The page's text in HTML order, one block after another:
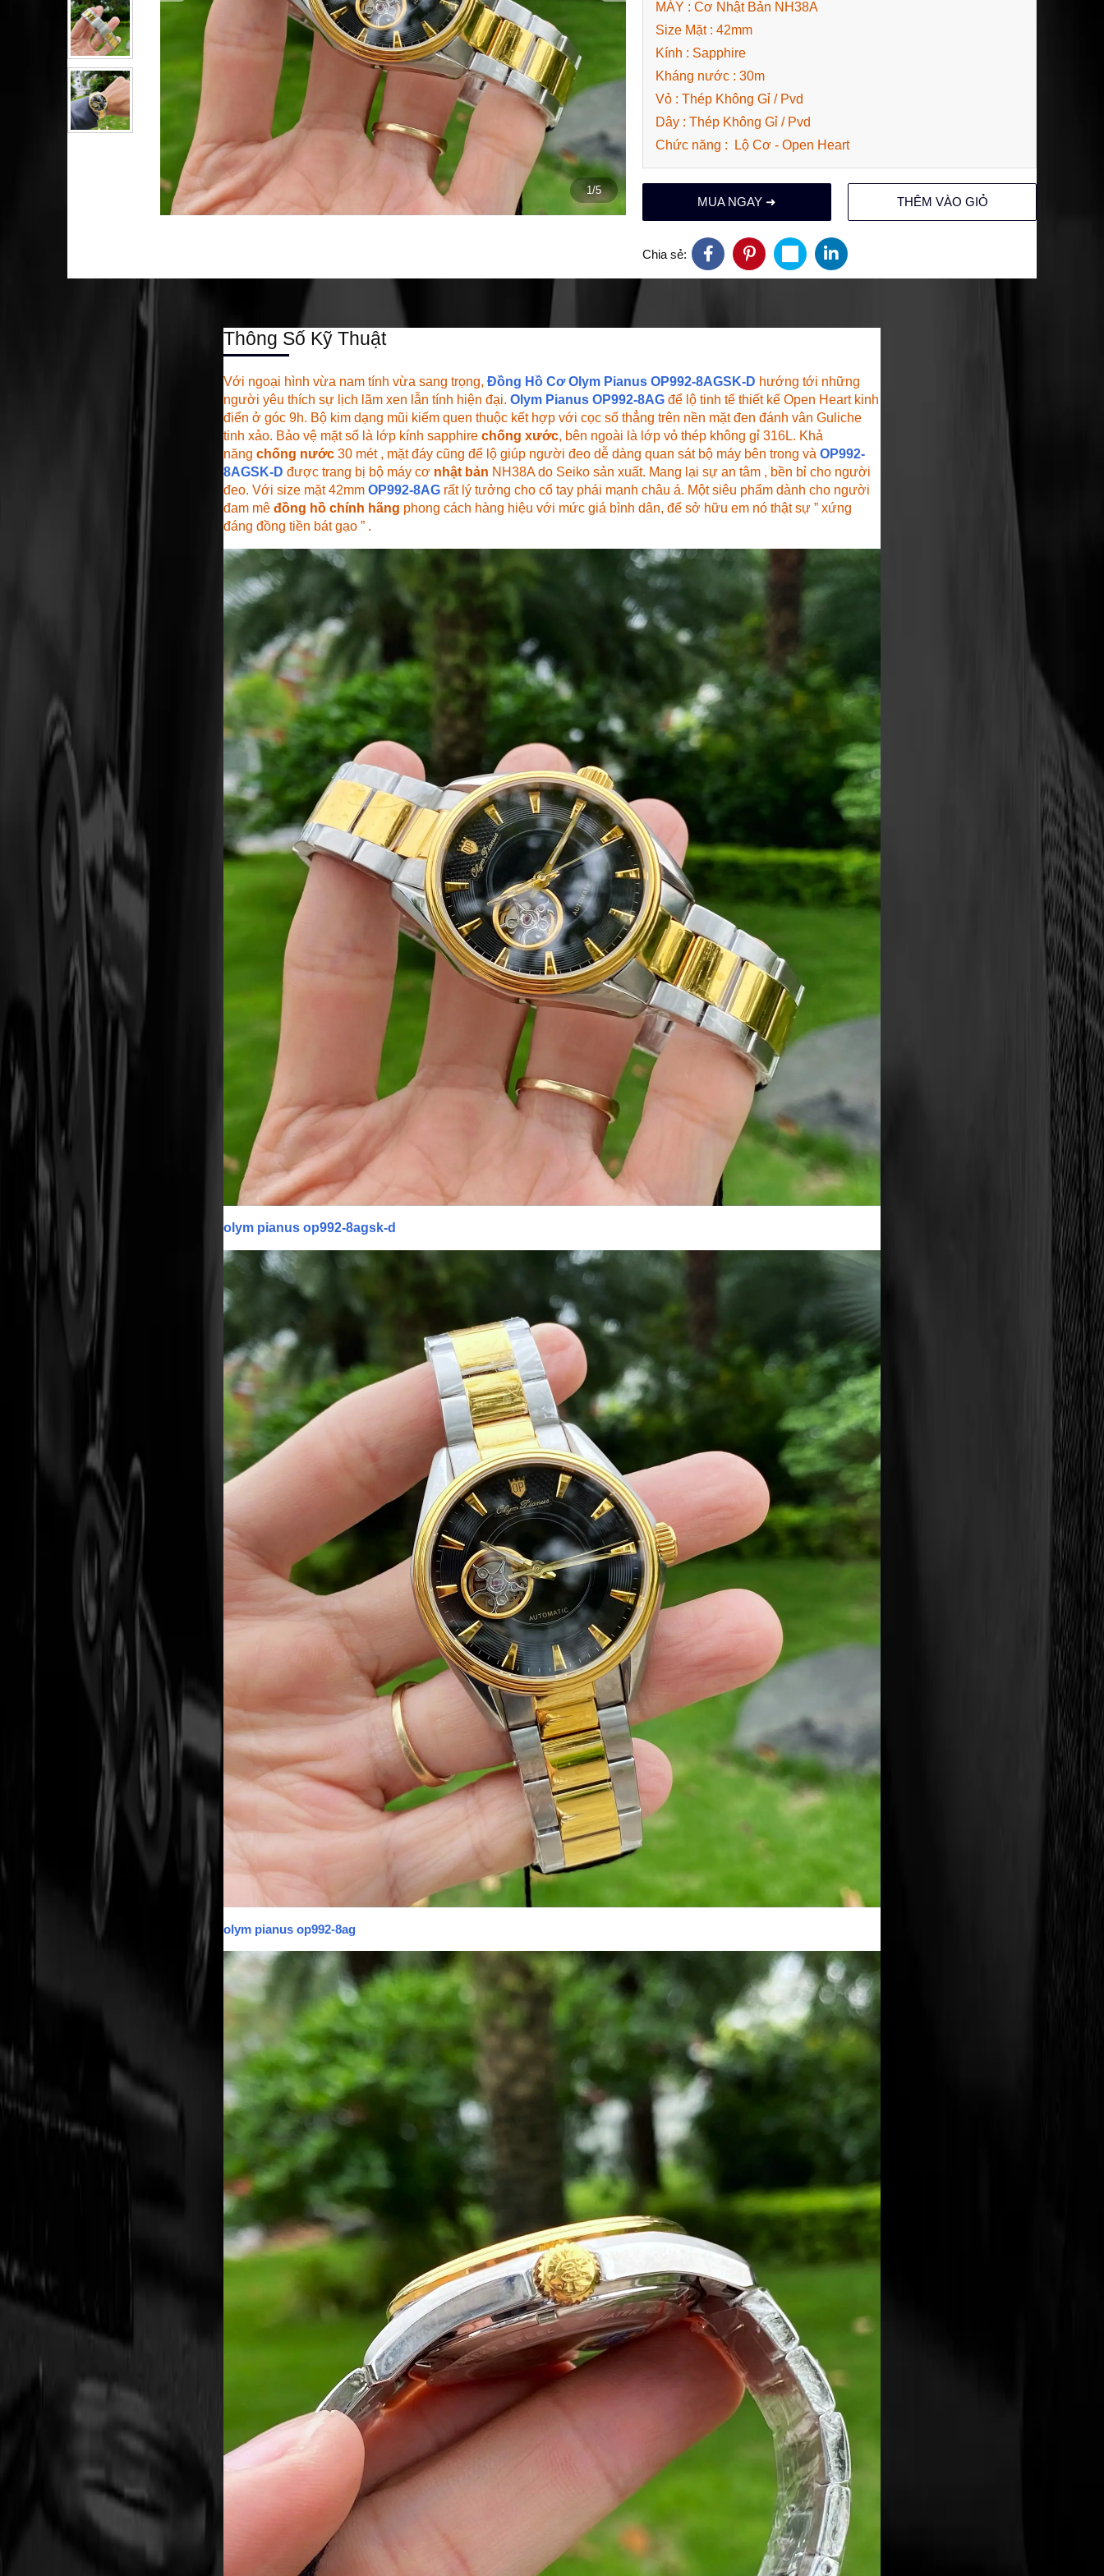
1/5
MÁY : Cơ Nhật Bản NH38A
Size Mặt : 42mm
Kính : Sapphire
Kháng nước : 30m
Vỏ : Thép Không Gỉ / Pvd
Dây : Thép Không Gỉ / Pvd
Chức năng : Lộ Cơ - Open Heart
MUA NGAY ➜ THÊM VÀO GIỎ
Chia sẻ:
Thông Số Kỹ Thuật
Với ngoại hình vừa nam tính vừa sang trọng, Đồng Hồ Cơ Olym Pianus OP992-8AGSK-D hướng tới những
người yêu thích sự lịch lãm xen lẫn tính hiện đại. Olym Pianus OP992-8AG để lộ tinh tế thiết kế Open Heart kinh
điển ở góc 9h. Bộ kim dạng mũi kiếm quen thuộc kết hợp với cọc số thẳng trên nền mặt đen đánh vân Guliche
tinh xảo. Bảo vệ mặt số là lớp kính sapphire chống xước, bên ngoài là lớp vỏ thép không gỉ 316L. Khả
năng chống nước 30 mét , mặt đáy cũng để lộ giúp người đeo dễ dàng quan sát bộ máy bên trong và OP992-
8AGSK-D được trang bị bộ máy cơ nhật bản NH38A do Seiko sản xuất. Mang lại sự an tâm , bền bỉ cho người
đeo. Với size mặt 42mm OP992-8AG rất lý tưởng cho cổ tay phái mạnh châu á. Một siêu phẩm dành cho người
đam mê đồng hồ chính hãng phong cách hàng hiệu với mức giá bình dân, để sở hữu em nó thật sự ” xứng
đáng đồng tiền bát gạo ” .
olym pianus op992-8agsk-d
olym pianus op992-8ag